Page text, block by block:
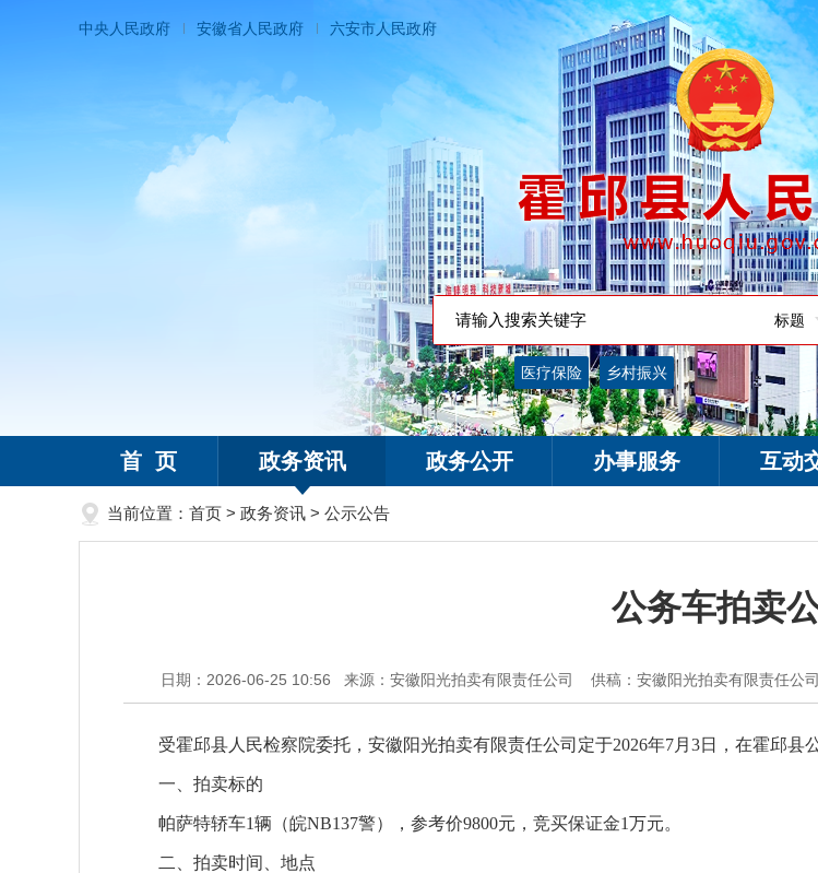
中央人民政府 安徽省人民政府 六安市人民政府
标题
搜索热词： 医疗保险 乡村振兴
首 页 政务资讯 政务公开 办事服务 互动
当前位置： 首页 > 政务资讯 > 公示公告
公务车拍卖
日期：2026-06-25 10:56 来源：安徽阳光拍卖有限责任公司 供稿：安徽阳光拍卖有限责任公司
受霍邱县人民检察院委托，安徽阳光拍卖有限责任公司定于2026年7月3日，在霍邱县
一、拍卖标的
帕萨特轿车1辆（皖NB137警），参考价9800元，竞买保证金1万元。
二、拍卖时间、地点